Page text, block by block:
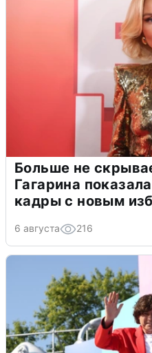
Больше не
Гагарина
кадры с новым
6 августа 216